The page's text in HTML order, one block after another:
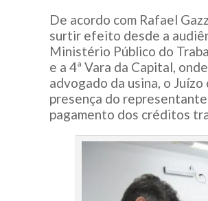
De acordo com Rafael
surtir efeito desde a
Ministério Público do
e a 4ª Vara da Capital,
advogado da usina, o
presença do
pagamento dos créditos